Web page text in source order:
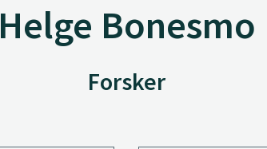
Helge Bonesmo
Forsker